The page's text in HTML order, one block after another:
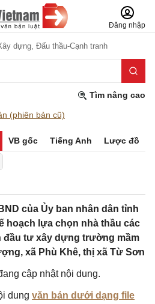
Đăng nhập
dựng, Đấu thầu-Cạnh tranh
Tìm nâng cao
(phiên bản cũ)
VB gốc Tiếng Anh Lược đồ
của Ủy ban nhân dân tỉnh
hoạch lựa chọn nhà thầu các
đầu tư xây dựng trường mầm
xã Phù Khê, thị xã Từ Sơn
cập nhật nội dung.
dung văn bản dưới dạng file